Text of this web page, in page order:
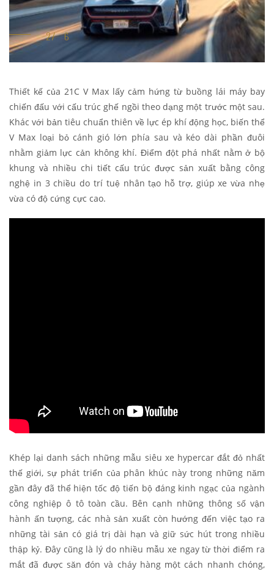
Thiết kế của 21C V Max lấy cảm hứng từ buồng lái máy bay
chiến đấu với cấu trúc ghế ngồi theo dạng một trước một sau.
Khác với bản tiêu chuẩn thiên về lực ép khí động học, biến thể
V Max loại bỏ cánh gió lớn phía sau và kéo dài phần đuôi
nhằm giảm lực cản không khí. Điểm đột phá nhất nằm ở bộ
khung và nhiều chi tiết cấu trúc được sản xuất bằng công
nghệ in 3 chiều do trí tuệ nhân tạo hỗ trợ, giúp xe vừa nhẹ
vừa có độ cứng cực cao.
Khép lại danh sách những mẫu siêu xe hypercar đắt đỏ nhất
thế giới, sự phát triển của phân khúc này trong những năm
gần đây đã thể hiện tốc độ tiến bộ đáng kinh ngạc của ngành
công nghiệp ô tô toàn cầu. Bên cạnh những thông số vận
hành ấn tượng, các nhà sản xuất còn hướng đến việc tạo ra
những tài sản có giá trị dài hạn và giữ sức hút trong nhiều
thập kỷ. Đây cũng là lý do nhiều mẫu xe ngay từ thời điểm ra
mắt đã được săn đón và cháy hàng một cách nhanh chóng,